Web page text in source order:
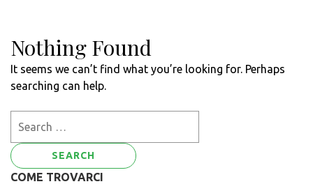
Nothing Found
It seems we can’t find what you’re looking for. Perhaps
searching can help.
COME TROVARCI